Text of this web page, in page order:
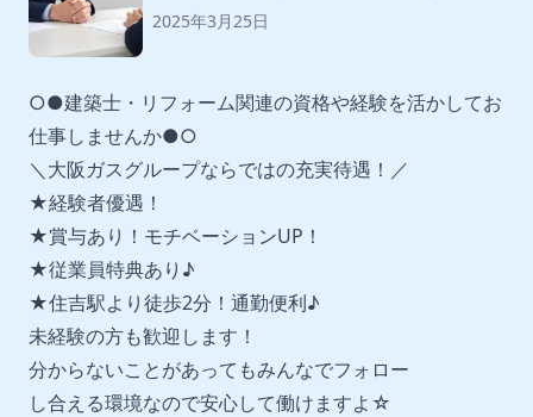
2025年3月25日
○●建築士・リフォーム関連の資格や経験を活かしてお
仕事しませんか●○
＼大阪ガスグループならではの充実待遇！／
★経験者優遇！
★賞与あり！モチベーションUP！
★従業員特典あり♪
★住吉駅より徒歩2分！通勤便利♪
未経験の方も歓迎します！
分からないことがあってもみんなでフォロー
し合える環境なので安心して働けますよ☆